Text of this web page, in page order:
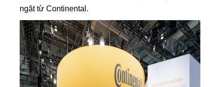
ngặt từ Continental.